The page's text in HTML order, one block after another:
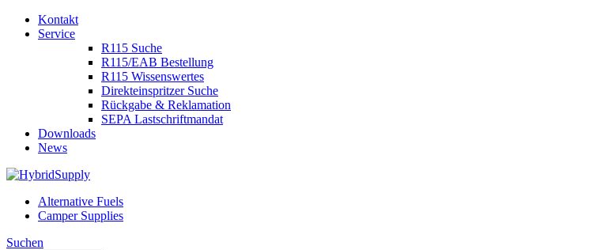
Kontakt
Service
R115 Suche
R115/EAB Bestellung
R115 Wissenswertes
Direkteinspritzer Suche
Rückgabe & Reklamation
SEPA Lastschriftmandat
Downloads
News
Alternative Fuels
Camper Supplies
Suchen